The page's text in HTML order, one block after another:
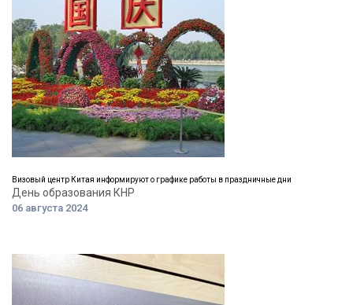
Визовый центр Китая информируют о графике работы в праздничные дни
День образования КНР
06 августа 2024